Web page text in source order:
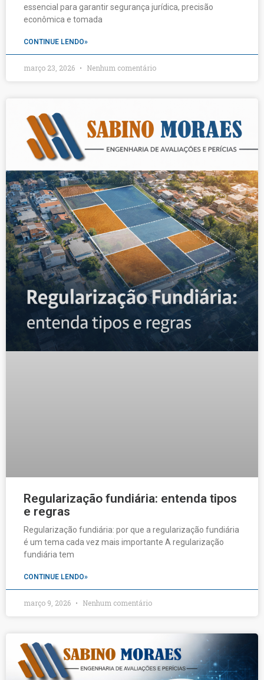
essencial para garantir segurança jurídica, precisão
econômica e tomada
CONTINUE LENDO»
março 23, 2026 Nenhum comentário
Regularização fundiária: entenda tipos
e regras
Regularização fundiária: por que a regularização fundiária
é um tema cada vez mais importante A regularização
fundiária tem
CONTINUE LENDO»
março 9, 2026 Nenhum comentário